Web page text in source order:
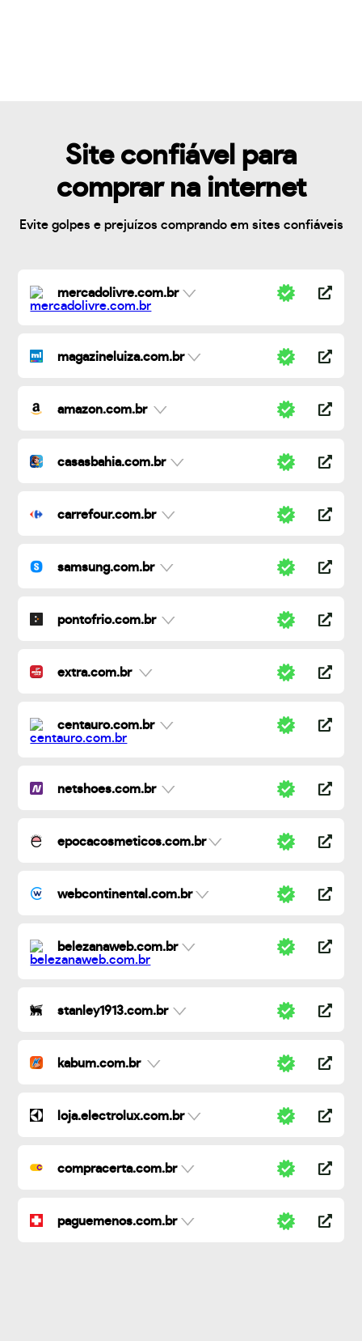
Site confiável para
comprar na internet
Evite golpes e prejuízos comprando em sites confiáveis
mercadolivre.com.br
magazineluiza.com.br
amazon.com.br
casasbahia.com.br
carrefour.com.br
samsung.com.br
pontofrio.com.br
extra.com.br
centauro.com.br
netshoes.com.br
epocacosmeticos.com.br
webcontinental.com.br
belezanaweb.com.br
stanley1913.com.br
kabum.com.br
loja.electrolux.com.br
compracerta.com.br
paguemenos.com.br